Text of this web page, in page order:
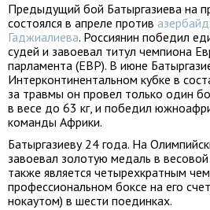
Предыдущий бой Батыргазиева на
состоялся в апреле против
Гаджиалиева. Россиянин победил
судей и завоевал титул чемпиона
парламента (EBP). В июне
Интерконтинентальном кубке в
за травмы он провел только один
в весе до 63 кг, и победил
команды Африки.
Батыргазиеву 24 года. На
завоевал золотую медаль в
также является четырехкратным
профессиональном боксе на его
нокаутом) в шести поединках.